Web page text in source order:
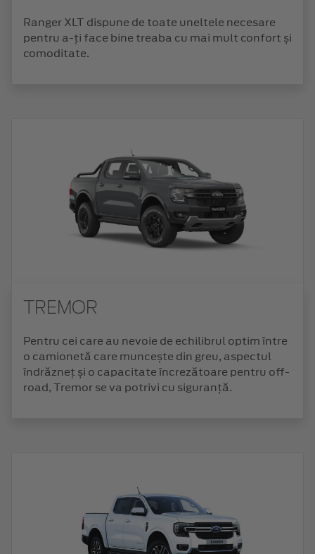
Ranger XLT dispune de toate uneltele necesare
pentru a-ți face bine treaba cu mai mult confort și
comoditate.
TREMOR
Pentru cei care au nevoie de echilibrul optim între
o camionetă care muncește din greu, aspectul
îndrăzneț și o capacitate încrezătoare pentru off-
road, Tremor se va potrivi cu siguranță.